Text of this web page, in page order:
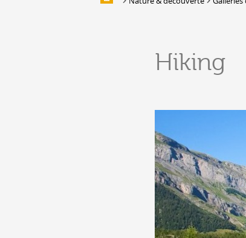
EAT & SLEEP
Accommodation
Caveaux de dégustation
Hiking